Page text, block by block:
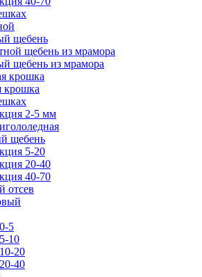
щебень
щебень из мрамора
щебень из мрамора
крошка
крошка
2-5 мм
щебень
5-20
20-40
40-70
отсев
5
10
20
40